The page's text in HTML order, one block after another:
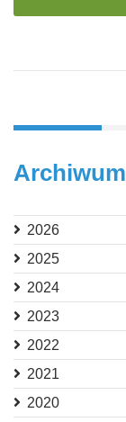
Archiwum
2026
2025
2024
2023
2022
2021
2020